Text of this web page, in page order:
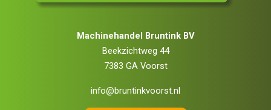
Machinehandel Bruntink BV
Beekzichtweg 44
7383 GA Voorst
info@bruntinkvoorst.nl